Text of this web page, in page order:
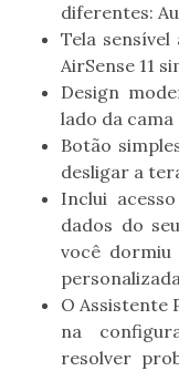
diferentes:
Tela
AirSense 11
Design
lado da cama
Botão
desligar a
Inclui
dados do
você
O Assistente
na
resolver